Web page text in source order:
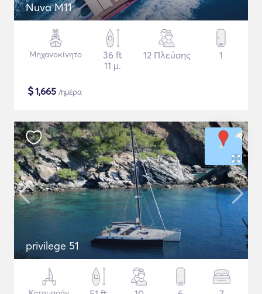
Nuva M11
Μηχανοκίνητο
36 ft
11 μ.
12 Πλεύσης 1
$1,665 /ημέρα
privilege 51